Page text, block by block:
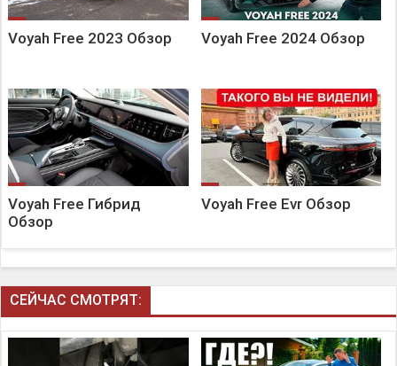
Voyah Free 2023 Обзор Voyah Free 2024 Обзор
Voyah Free Гибрид
Обзор
Voyah Free Evr Обзор
СЕЙЧАС СМОТРЯТ: